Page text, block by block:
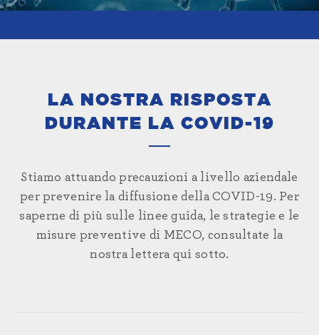
LA NOSTRA RISPOSTA
DURANTE LA COVID-19
Stiamo attuando precauzioni a livello aziendale
per prevenire la diffusione della COVID-19. Per
saperne di più sulle linee guida, le strategie e le
misure preventive di MECO, consultate la
nostra lettera qui sotto.